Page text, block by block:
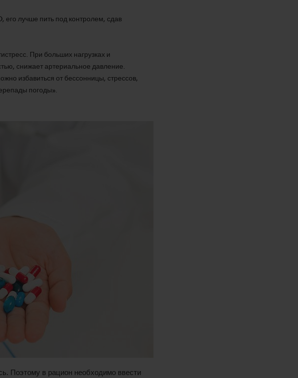
его лучше пить под контролем, сдав
При больших нагрузках и
снижает артериальное давление.
избавиться от бессонницы, стрессов,
погоды».
Поэтому в рацион необходимо ввести